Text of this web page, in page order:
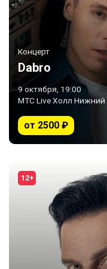
Концерт
Dabro
9 октября, 19:00
МТС Live Холл Нижний
от 2500 ₽
12+